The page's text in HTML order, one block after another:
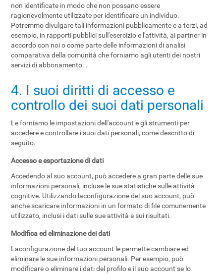
non identificate in modo che non possano essere
ragionevolmente utilizzate per identificare un individuo.
Potremmo divulgare tali informazioni pubblicamente e a terzi, ad
esempio, in rapporti pubblici sull'esercizio e l'attività, ai partner in
accordo con noi o come parte delle informazioni di analisi
comparativa della comunità che forniamo agli utenti dei nostri
servizi di abbonamento. .
4. I suoi diritti di accesso e
controllo dei suoi dati personali
Le forniamo le impostazioni dell'account e gli strumenti per
accedere e controllare i suoi dati personali, come descritto di
seguito.
Accesso e esportazione di dati
Accedendo al suo account, può accedere a gran parte delle sue
informazioni personali, incluse le sue statistiche sulle attività
cognitive. Utilizzando laconfigurazione del suo account, può
anche scaricare informazioni in un formato di file comunemente
utilizzato, inclusi i dati sulle sue attività e sui risultati.
Modifica ed eliminazione dei dati
Laconfigurazione del tuo account le permette cambiare ed
eliminare le sue informazioni personali. Per esempio, può
modificare o eliminare i dati del profilo e il suo account se lo